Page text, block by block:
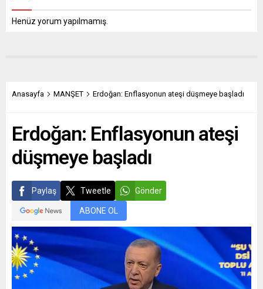
Henüz yorum yapılmamış.
Anasayfa MANŞET Erdoğan: Enflasyonun ateşi düşmeye başladı
Erdoğan: Enflasyonun ateşi
düşmeye başladı
Paylaş Tweetle Gönder
ABONE OL